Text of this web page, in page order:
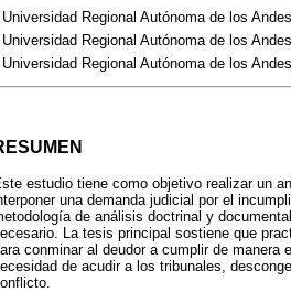
Universidad Regional Autónoma de los
Universidad Regional Autónoma de los
Universidad Regional Autónoma de los
estudio tiene como objetivo realizar un
una demanda judicial por el
de análisis doctrinal y
La tesis principal sostiene que
conminar al deudor a cumplir de
de acudir a los tribunales,